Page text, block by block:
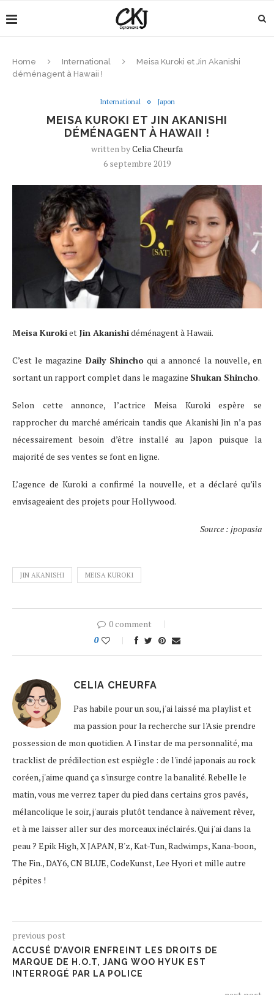
Home International
Meisa Kuroki et Jin Akanishi
déménagent à Hawaii !
International Japon
MEISA KUROKI ET JIN AKANISHI
DÉMÉNAGENT À HAWAII !
written byCelia Cheurfa
6 septembre 2019
Meisa Kurokiet Jin Akanishidéménagent à Hawaii.
C’est le magazine Daily Shinchoqui a annoncé la nouvelle, en
sortant un rapport complet dans le magazine Shukan Shincho.
Selon cette annonce, l’actrice Meisa Kuroki espère se
rapprocher du marché américain tandis que Akanishi Jin n’a pas
nécessairement besoin d’être installé au Japon puisque la
majorité de ses ventes se font en ligne.
L’agence de Kuroki a confirmé la nouvelle, et a déclaré qu’ils
envisageaient des projets pour Hollywood.
Source : jpopasia
JIN AKANISHI MEISA KUROKI
0 comment
0
CELIA CHEURFA
Pas habile pour un sou, j'ai laissé ma playlist et
ma passion pour la recherche sur l'Asie prendre
possession de mon quotidien. A l'instar de ma personnalité, ma
tracklist de prédilection est espiègle : de l'indé japonais au rock
coréen, j'aime quand ça s'insurge contre la banalité. Rebelle le
matin, vous me verrez taper du pied dans certains gros pavés,
mélancolique le soir, j'aurais plutôt tendance à naïvement rêver,
et à me laisser aller sur des morceaux inéclairés. Qui j'ai dans la
peau ? Epik High, X JAPAN, B'z, Kat-Tun, Radwimps, Kana-boon,
The Fin., DAY6, CN BLUE, CodeKunst, Lee Hyori et mille autre
pépites !
previous post
ACCUSÉ D’AVOIR ENFREINT LES DROITS DE
MARQUE DE H.O.T, JANG WOO HYUK EST
INTERROGÉ PAR LA POLICE